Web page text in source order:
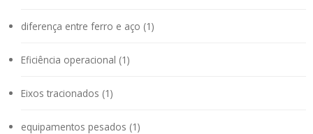
diferença entre ferro e aço (1)
Eficiência operacional (1)
Eixos tracionados (1)
equipamentos pesados (1)